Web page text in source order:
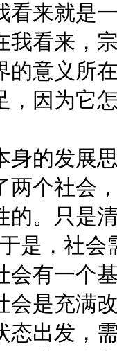
看来就是
我看来，
的意义所
，因为它
身的发展
两个社会
的。只是
是，社
会有一个
会是充满
态出发，